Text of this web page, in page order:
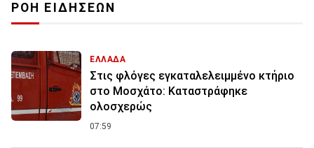
ΡΟΗ ΕΙΔΗΣΕΩΝ
ΕΛΛΑΔΑ
Στις φλόγες εγκαταλελειμμένο κτήριο
στο Μοσχάτο: Καταστράφηκε
ολοσχερώς
07:59